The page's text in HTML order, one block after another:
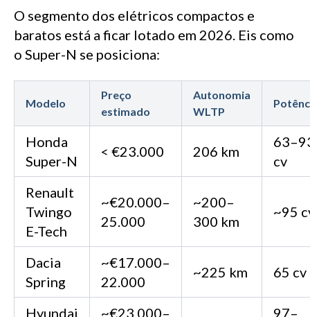
O segmento dos elétricos compactos e
baratos está a ficar lotado em 2026. Eis como
o Super-N se posiciona:
Modelo
Preço
estimado
Autonomia
WLTP
Honda
Super-N
< €23.000 206 km
cv
Renault
Twingo
E-Tech
~€20.000–
25.000
~200–
300 km
~95
Dacia
Spring
~€17.000–
22.000
~225 km 65 cv
Hyundai ~€23.000– 97–